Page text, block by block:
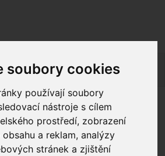
soubory cookies
používají soubory
nástroje s cílem
prostředí, zobrazení
a reklam, analýzy
stránek a zjištění
chvíli je Náš internetový obchod v
on-line nyní nelze vyřídit.